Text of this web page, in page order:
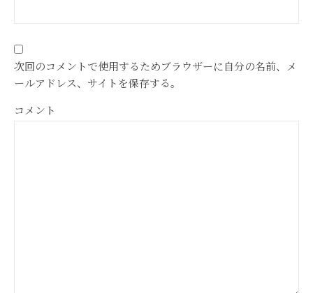
次回のコメントで使用するためブラウザーに自分の名前、メ
ールアドレス、サイトを保存する。
コメント